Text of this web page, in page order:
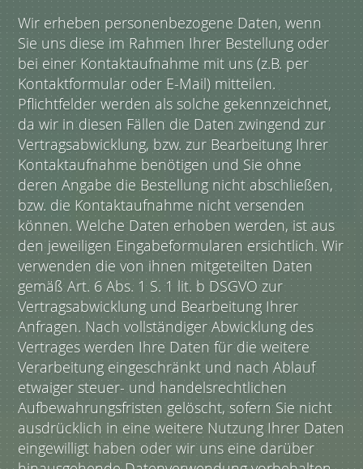
Wir erheben personenbezogene Daten, wenn
Sie uns diese im Rahmen Ihrer Bestellung oder
bei einer Kontaktaufnahme mit uns (z.B. per
Kontaktformular oder E-Mail) mitteilen.
Pflichtfelder werden als solche gekennzeichnet,
da wir in diesen Fällen die Daten zwingend zur
Vertragsabwicklung, bzw. zur Bearbeitung Ihrer
Kontaktaufnahme benötigen und Sie ohne
deren Angabe die Bestellung nicht abschließen,
bzw. die Kontaktaufnahme nicht versenden
können. Welche Daten erhoben werden, ist aus
den jeweiligen Eingabeformularen ersichtlich. Wir
verwenden die von ihnen mitgeteilten Daten
gemäß Art. 6 Abs. 1 S. 1 lit. b DSGVO zur
Vertragsabwicklung und Bearbeitung Ihrer
Anfragen. Nach vollständiger Abwicklung des
Vertrages werden Ihre Daten für die weitere
Verarbeitung eingeschränkt und nach Ablauf
etwaiger steuer- und handelsrechtlichen
Aufbewahrungsfristen gelöscht, sofern Sie nicht
ausdrücklich in eine weitere Nutzung Ihrer Daten
eingewilligt haben oder wir uns eine darüber